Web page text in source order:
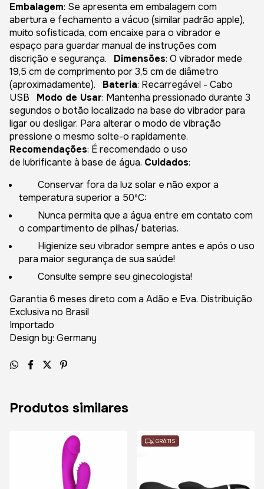
Embalagem: Se apresenta em embalagem com
abertura e fechamento a vácuo (similar padrão apple),
muito sofisticada, com encaixe para o vibrador e
espaço para guardar manual de instruções com
discrição e segurança. Dimensões: O vibrador mede
19,5 cm de comprimento por 3,5 cm de diâmetro
(aproximadamente). Bateria: Recarregável - Cabo
USB Modo de Usar: Mantenha pressionado durante 3
segundos o botão localizado na base do vibrador para
ligar ou desligar. Para alterar o modo de vibração
pressione o mesmo solte-o rapidamente.
Recomendações: É recomendado o uso
de lubrificante à base de água. Cuidados:
Conservar fora da luz solar e não expor a
temperatura superior a 50ºC:
Nunca permita que a água entre em contato com
o compartimento de pilhas/ baterias.
Higienize seu vibrador sempre antes e após o uso
para maior segurança de sua saúde!
Consulte sempre seu ginecologista!
Garantia 6 meses direto com a Adão e Eva. Distribuição
Exclusiva no Brasil
Importado
Design by: Germany
Produtos similares
GRÁTIS